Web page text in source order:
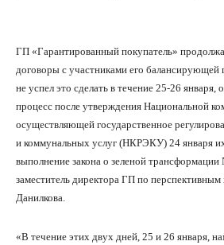
ГП «Гарантированный покупатель»
договоры с участниками его
не успел это сделать в течение 25-26 января,
процесс после утверждения Национальной
осуществляющей государственное
и коммунальных услуг (НКРЭКУ) 24 января
выполнение закона о зеленой
заместитель директора ГП по перспективным
Данилкова.
«В течение этих двух дней, 25 и 26 января,